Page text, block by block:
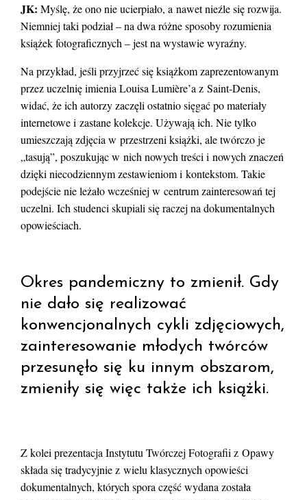
JK: Myślę, że ono nie ucierpiało, a nawet nieźle się rozwija.
Niemniej taki podział – na dwa różne sposoby rozumienia
książek fotograficznych – jest na wystawie wyraźny.
Na przykład, jeśli przyjrzeć się książkom zaprezentowanym
przez uczelnię imienia Louisa Lumière’a z Saint-Denis,
widać, że ich autorzy zaczęli ostatnio sięgać po materiały
internetowe i zastane kolekcje. Używają ich. Nie tylko
umieszczają zdjęcia w przestrzeni książki, ale twórczo je
„tasują”, poszukując w nich nowych treści i nowych znaczeń
dzięki niecodziennym zestawieniom i kontekstom. Takie
podejście nie leżało wcześniej w centrum zainteresowań tej
uczelni. Ich studenci skupiali się raczej na dokumentalnych
opowieściach.
Okres pandemiczny to zmienił. Gdy
nie dało się realizować
konwencjonalnych cykli zdjęciowych,
zainteresowanie młodych twórców
przesunęło się ku innym obszarom,
zmieniły się więc także ich książki.
Z kolei prezentacja Instytutu Twórczej Fotografii z Opawy
składa się tradycyjnie z wielu klasycznych opowieści
dokumentalnych, których spora część wydana została